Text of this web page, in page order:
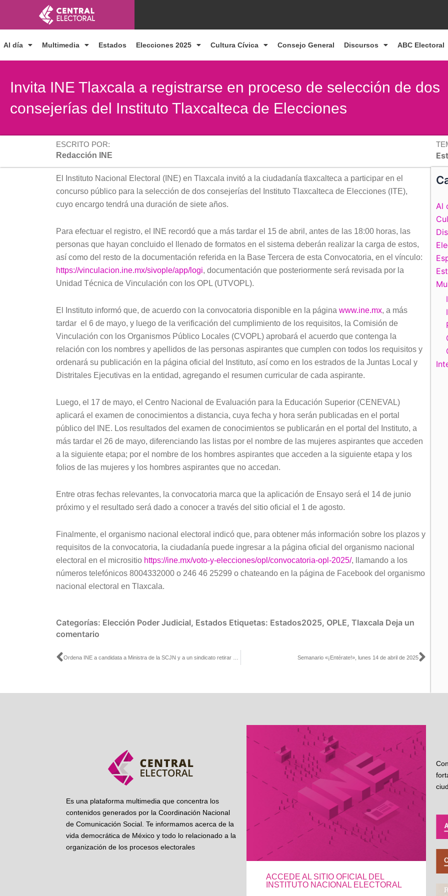
contenido
Al día Multimedia Estados Elecciones 2025 Cultura Cívica Consejo General Discursos ABC Electoral
Invita INE Tlaxcala a registrarse en proceso de selección de dos
consejerías del Instituto Tlaxcalteca de Elecciones
ESCRITO POR:
Redacción INE
El Instituto Nacional Electoral (INE) en Tlaxcala invitó a la ciudadanía tlaxcalteca a participar en el
concurso público para la selección de dos consejerías del Instituto Tlaxcalteca de Elecciones (ITE),
cuyo encargo tendrá una duración de siete años.
Para efectuar el registro, el INE recordó que a más tardar el 15 de abril, antes de las 18:00 horas, las
personas que hayan concluido el llenado de formatos en el sistema deberán realizar la carga de estos,
así como del resto de la documentación referida en la Base Tercera de esta Convocatoria, en el vínculo:
https://vinculacion.ine.mx/sivople/app/logi, documentación que posteriormente será revisada por la
Unidad Técnica de Vinculación con los OPL (UTVOPL).
El Instituto informó que, de acuerdo con la convocatoria disponible en la página www.ine.mx, a más
tardar el 6 de mayo, y luego de la verificación del cumplimiento de los requisitos, la Comisión de
Vinculación con los Organismos Público Locales (CVOPL) aprobará el acuerdo que contenga la
relación con los nombres y apellidos de las personas aspirantes que cumplen con todos los requisitos y
ordenará su publicación en la página oficial del Instituto, así como en los estrados de la Juntas Local y
Distritales Ejecutivas en la entidad, agregando el resumen curricular de cada aspirante.
Luego, el 17 de mayo, el Centro Nacional de Evaluación para la Educación Superior (CENEVAL)
aplicará el examen de conocimientos a distancia, cuya fecha y hora serán publicadas en el portal
público del INE. Los resultados del examen de conocimientos se publicarán en el portal del Instituto, a
más tardar el 26 de mayo, diferenciando las listas por el nombre de las mujeres aspirantes que acceden
a la siguiente etapa; por el nombre de los hombres aspirantes que acceden a la siguiente etapa y los
folios de las mujeres y los hombres aspirantes que no accedan.
Entre otras fechas relevantes, la convocatoria marca que la aplicación de Ensayo será el 14 de junio
próximo y el resultado será dado a conocer a través del sitio oficial el 1 de agosto.
Finalmente, el organismo nacional electoral indicó que, para obtener más información sobre los plazos y
requisitos de la convocatoria, la ciudadanía puede ingresar a la página oficial del organismo nacional
electoral en el micrositio https://ine.mx/voto-y-elecciones/opl/convocatoria-opl-2025/, llamando a los
números telefónicos 8004332000 o 246 46 25299 o chateando en la página de Facebook del organismo
nacional electoral en Tlaxcala.
Categorías: Elección Poder Judicial, Estados Etiquetas: Estados2025, OPLE, Tlaxcala Deja un
comentario
Ant Semanario «¡Entérate!», lunes 14 de abril de 2025
Al
Es una plataforma multimedia que concentra los
contenidos generados por la Coordinación Nacional
de Comunicación Social. Te informamos acerca de la
vida democrática de México y todo lo relacionado a la
organización de los procesos electorales
ACCEDE AL SITIO OFICIAL DEL
INSTITUTO NACIONAL ELECTORAL